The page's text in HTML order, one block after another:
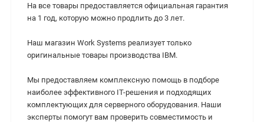
На все товары предоставляется официальная гарантия
на 1 год, которую можно продлить до 3 лет.
Наш магазин Work Systems реализует только
оригинальные товары производства IBM.
Мы предоставляем комплексную помощь в подборе
наиболее эффективного IT-решения и подходящих
комплектующих для серверного оборудования. Наши
эксперты помогут вам проверить совместимость и